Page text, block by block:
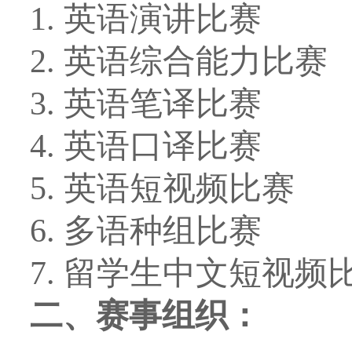
1. 英语演讲比赛
2. 英语综合能力比赛
3. 英语笔译比赛
4. 英语口译比赛
5. 英语短视频比赛
6. 多语种组比赛
7. 留学生中文短视频
二、赛事组织：